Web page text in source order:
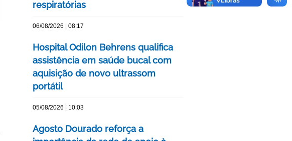
respiratórias
06/08/2026 | 08:17
Hospital Odilon Behrens qualifica
assistência em saúde bucal com
aquisição de novo ultrassom
portátil
05/08/2026 | 10:03
Agosto Dourado reforça a